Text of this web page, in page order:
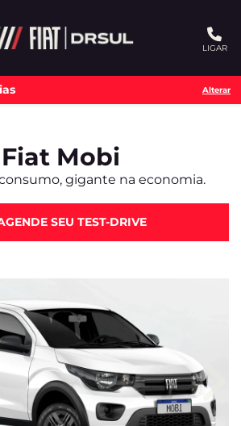
LIGAR
Alterar
FiatMobi
gigante na economia.
SEU TEST-DRIVE